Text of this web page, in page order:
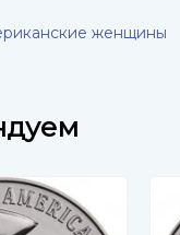
женщины